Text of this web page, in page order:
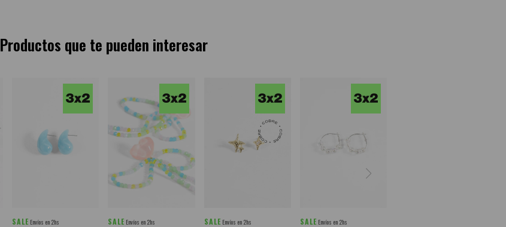
Productos que te pueden interesar
SALE Envíos en 2hs SALE Envíos en 2hs SALE Envíos en 2hs SALE Envíos en 2hs